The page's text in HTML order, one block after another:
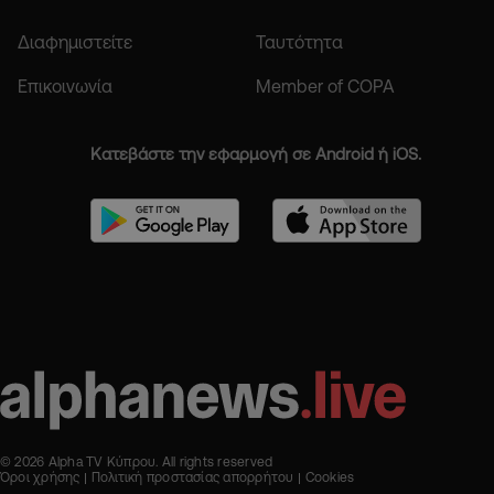
Διαφημιστείτε Ταυτότητα
Επικοινωνία Member of COPA
Κατεβάστε την εφαρμογή σε Android ή iOS.
© 2026 Alpha TV Κύπρου. All rights reserved
Όροι χρήσης
Πολιτική προστασίας απορρήτου Cookies